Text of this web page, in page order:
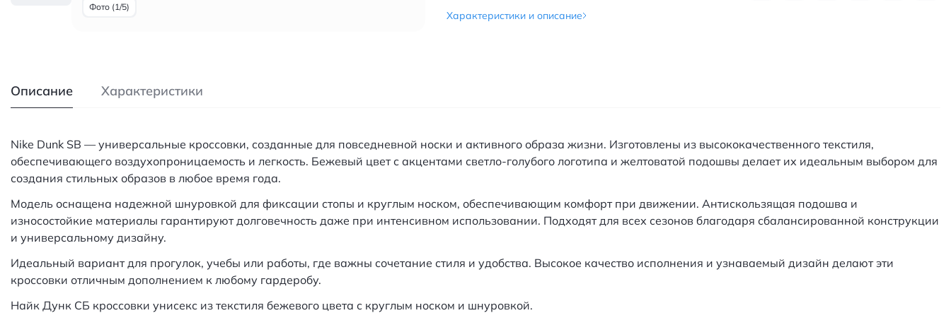
Фото (1/5)
Характеристики и описание
Описание Характеристики
Nike Dunk SB — универсальные кроссовки, созданные для повседневной носки и активного образа жизни. Изготовлены из высококачественного текстиля,
обеспечивающего воздухопроницаемость и легкость. Бежевый цвет с акцентами светло-голубого логотипа и желтоватой подошвы делает их идеальным выбором для
создания стильных образов в любое время года.
Модель оснащена надежной шнуровкой для фиксации стопы и круглым носком, обеспечивающим комфорт при движении. Антискользящая подошва и
износостойкие материалы гарантируют долговечность даже при интенсивном использовании. Подходят для всех сезонов благодаря сбалансированной конструкции
и универсальному дизайну.
Идеальный вариант для прогулок, учебы или работы, где важны сочетание стиля и удобства. Высокое качество исполнения и узнаваемый дизайн делают эти
кроссовки отличным дополнением к любому гардеробу.
Найк Дунк СБ кроссовки унисекс из текстиля бежевого цвета с круглым носком и шнуровкой.